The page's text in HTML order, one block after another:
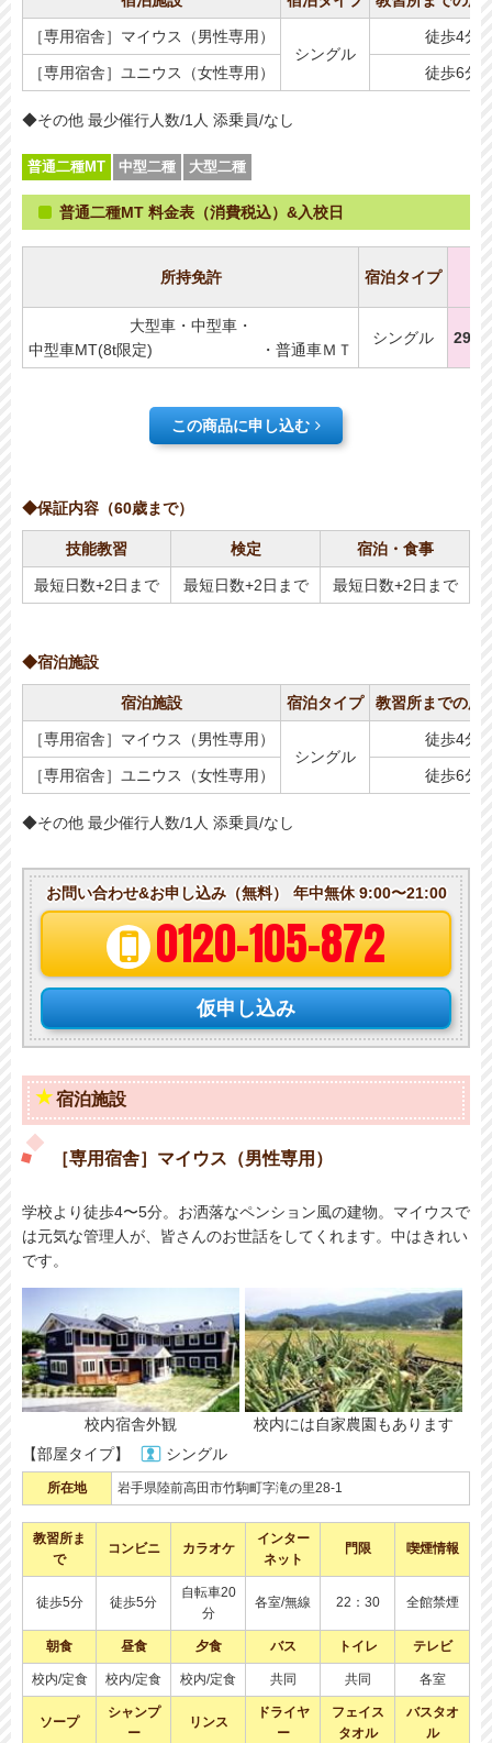
［専用宿舎］マイウス（男性専用）
シングル
徒歩4分
［専用宿舎］ユニウス（女性専用） 徒歩6分
◆その他 最少催行人数/1人 添乗員/なし
普通二種MT 中型二種 大型二種
普通二種MT 料金表（消費税込）&入校日
所持免許 宿泊タイプ
大型車・中型車・
中型車MT(8t限定) ・普通車ＭＴ
シングル
この商品に申し込む
◆保証内容（60歳まで）
技能教習 検定 宿泊・食事
最短日数+2日まで 最短日数+2日まで 最短日数+2日まで
◆宿泊施設
宿泊施設 宿泊タイプ 教習所までの所
［専用宿舎］マイウス（男性専用）
シングル
徒歩4分
［専用宿舎］ユニウス（女性専用） 徒歩6分
◆その他 最少催行人数/1人 添乗員/なし
お問い合わせ&お申し込み（無料） 年中無休 9:00〜21:00
0120-105-872
仮申し込み
宿泊施設
［専用宿舎］マイウス（男性専用）
学校より徒歩4〜5分。お洒落なペンション風の建物。マイウスで
は元気な管理人が、皆さんのお世話をしてくれます。中はきれい
です。
校内宿舎外観
校内には自家農園もあります
【部屋タイプ】
シングル
所在地 岩手県陸前高田市竹駒町字滝の里28-1
教習所ま
で
コンビニ カラオケ
インター
ネット
門限 喫煙情報
徒歩5分 徒歩5分
自転車20
分
各室/無線 22：30 全館禁煙
朝食 昼食 夕食 バス トイレ テレビ
校内/定食 校内/定食 校内/定食 共同 共同 各室
ソープ
シャンプ
ー
リンス
ドライヤ
ー
フェイス
タオル
バスタオ
ル